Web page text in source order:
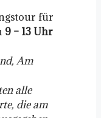
für
9 – 13 Uhr
Am
alle
die am